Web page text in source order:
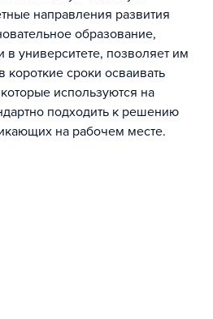
направления развития
образование,
в университете, позволяет им
короткие сроки осваивать
используются на
подходить к решению
на рабочем месте.